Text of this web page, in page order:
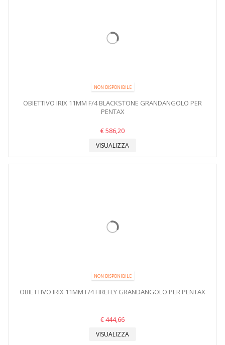
NON DISPONIBILE
OBIETTIVO IRIX 11MM F/4 BLACKSTONE GRANDANGOLO PER
PENTAX
€ 586,20
VISUALIZZA
NON DISPONIBILE
OBIETTIVO IRIX 11MM F/4 FIREFLY GRANDANGOLO PER PENTAX
€ 444,66
VISUALIZZA